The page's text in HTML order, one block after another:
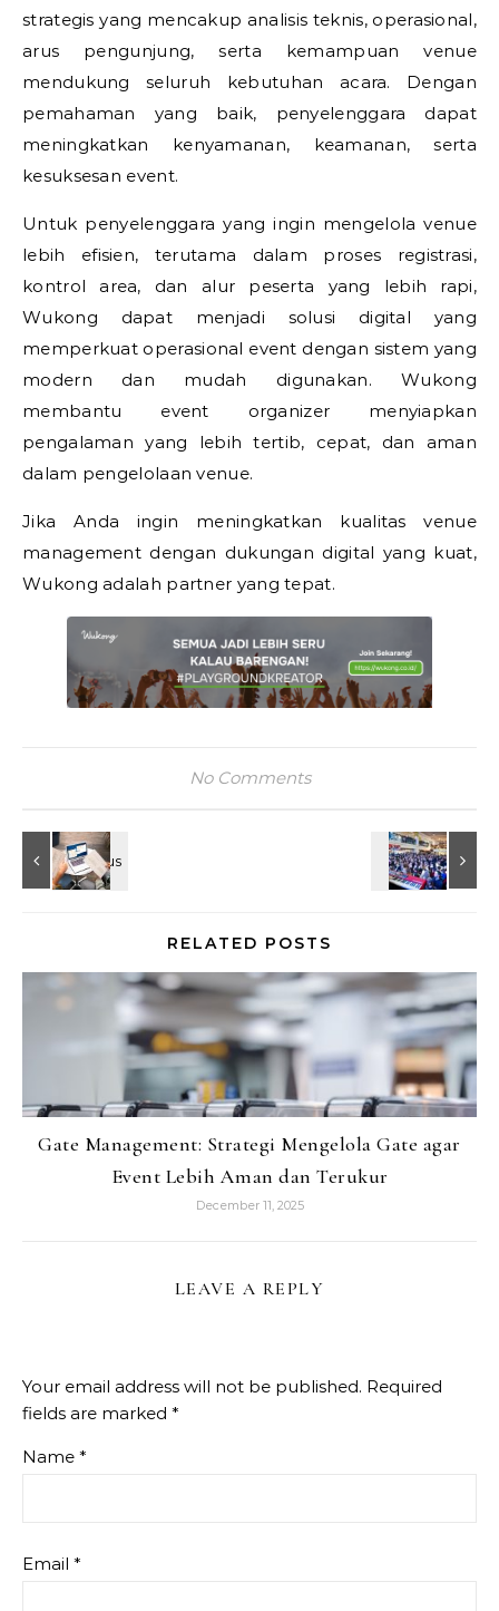
strategis yang mencakup analisis teknis, operasional,
arus pengunjung, serta kemampuan venue
mendukung seluruh kebutuhan acara. Dengan
pemahaman yang baik, penyelenggara dapat
meningkatkan kenyamanan, keamanan, serta
kesuksesan event.
Untuk penyelenggara yang ingin mengelola venue
lebih efisien, terutama dalam proses registrasi,
kontrol area, dan alur peserta yang lebih rapi,
Wukong dapat menjadi solusi digital yang
memperkuat operasional event dengan sistem yang
modern dan mudah digunakan. Wukong
membantu event organizer menyiapkan
pengalaman yang lebih tertib, cepat, dan aman
dalam pengelolaan venue.
Jika Anda ingin meningkatkan kualitas venue
management dengan dukungan digital yang kuat,
Wukong adalah partner yang tepat.
No Comments
RELATED POSTS
Gate Management: Strategi Mengelola Gate agar
Event Lebih Aman dan Terukur
December 11, 2025
LEAVE A REPLY
Your email address will not be published. Required
fields are marked *
Name *
Email *